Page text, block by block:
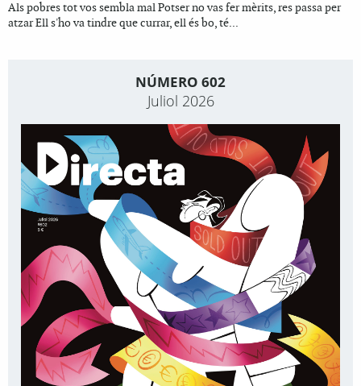
Als pobres tot vos sembla mal Potser no vas fer mèrits, res passa per
atzar Ell s'ho va tindre que currar, ell és bo, té...
NÚMERO 602
Juliol 2026